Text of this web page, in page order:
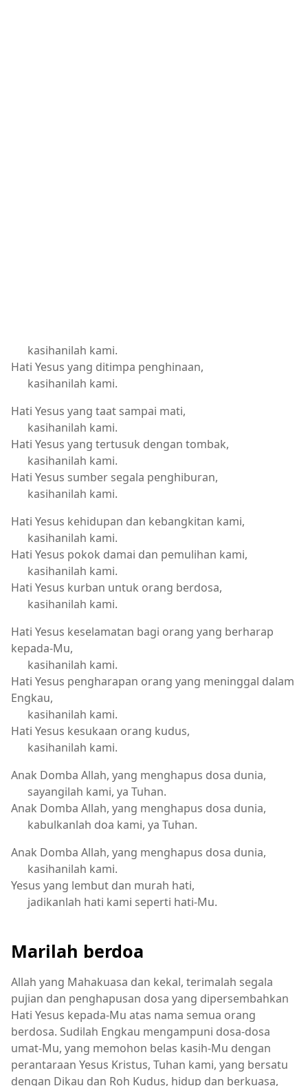
kasihanilah kami.
Hati Yesus yang ditimpa penghinaan,
kasihanilah kami.
Hati Yesus yang taat sampai mati,
kasihanilah kami.
Hati Yesus yang tertusuk dengan tombak,
kasihanilah kami.
Hati Yesus sumber segala penghiburan,
kasihanilah kami.
Hati Yesus kehidupan dan kebangkitan kami,
kasihanilah kami.
Hati Yesus pokok damai dan pemulihan kami,
kasihanilah kami.
Hati Yesus kurban untuk orang berdosa,
kasihanilah kami.
Hati Yesus keselamatan bagi orang yang berharap
kepada-Mu,
kasihanilah kami.
Hati Yesus pengharapan orang yang meninggal dalam
Engkau,
kasihanilah kami.
Hati Yesus kesukaan orang kudus,
kasihanilah kami.
Anak Domba Allah, yang menghapus dosa dunia,
sayangilah kami, ya Tuhan.
Anak Domba Allah, yang menghapus dosa dunia,
kabulkanlah doa kami, ya Tuhan.
Anak Domba Allah, yang menghapus dosa dunia,
kasihanilah kami.
Yesus yang lembut dan murah hati,
jadikanlah hati kami seperti hati-Mu.
Marilah berdoa
Allah yang Mahakuasa dan kekal, terimalah segala
pujian dan penghapusan dosa yang dipersembahkan
Hati Yesus kepada-Mu atas nama semua orang
berdosa. Sudilah Engkau mengampuni dosa-dosa
umat-Mu, yang memohon belas kasih-Mu dengan
perantaraan Yesus Kristus, Tuhan kami, yang bersatu
dengan Dikau dan Roh Kudus, hidup dan berkuasa,